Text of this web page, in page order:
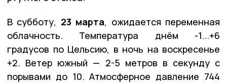
В субботу, 23 марта, ожидается переменная
облачность. Температура днём -1...+6
градусов по Цельсию, в ночь на воскресенье
+2. Ветер южный — 2-5 метров в секунду с
порывами до 10. Атмосферное давление 744